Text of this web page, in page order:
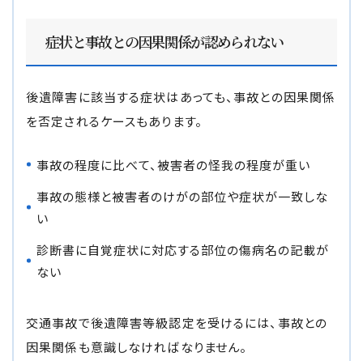
症状と事故との因果関係が認められない
後遺障害に該当する症状はあっても、事故との因果関係
を否定されるケースもあります。
事故の程度に比べて、被害者の怪我の程度が重い
事故の態様と被害者のけがの部位や症状が一致しな
い
診断書に自覚症状に対応する部位の傷病名の記載が
ない
交通事故で後遺障害等級認定を受けるには、事故との
因果関係も意識しなければなりません。